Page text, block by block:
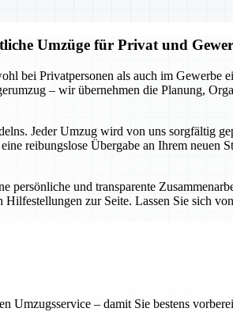
Umzüge für Privat und
bei Privatpersonen als auch im
– wir übernehmen die Planung,
Jeder Umzug wird von uns sorgfältig
reibungslose Übergabe an Ihrem neuen
persönliche und transparente
zur Seite. Lassen Sie sich
Umzugsservice – damit Sie bestens